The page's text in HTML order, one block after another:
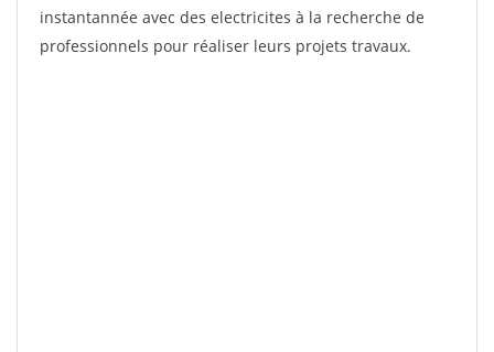
instantannée avec des electricites à la recherche de
professionnels pour réaliser leurs projets travaux.